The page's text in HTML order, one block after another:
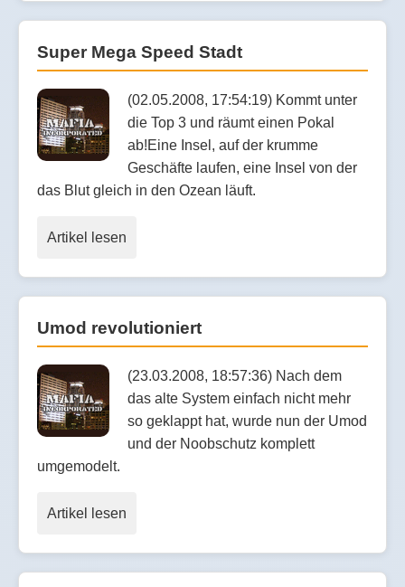
Super Mega Speed Stadt
(02.05.2008, 17:54:19) Kommt unter
die Top 3 und räumt einen Pokal
ab!Eine Insel, auf der krumme
Geschäfte laufen, eine Insel von der
das Blut gleich in den Ozean läuft.
Artikel lesen
Umod revolutioniert
(23.03.2008, 18:57:36) Nach dem
das alte System einfach nicht mehr
so geklappt hat, wurde nun der Umod
und der Noobschutz komplett
umgemodelt.
Artikel lesen